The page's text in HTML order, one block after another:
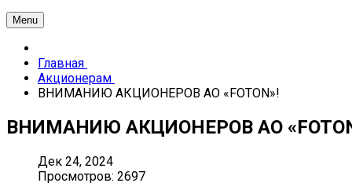
Menu
Главная
Акционерам
ВНИМАНИЮ АКЦИОНЕРОВ АО «FOTON»!
ВНИМАНИЮ АКЦИОНЕРОВ АО
Дек 24, 2024
Просмотров: 2697